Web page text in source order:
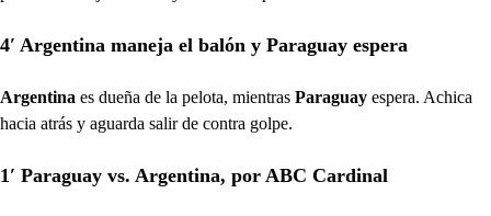
4′ Argentina maneja el balón y Paraguay espera
Argentina es dueña de la pelota, mientras Paraguay espera. Achica
hacia atrás y aguarda salir de contra golpe.
1′ Paraguay vs. Argentina, por ABC Cardinal